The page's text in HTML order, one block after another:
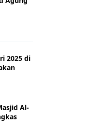
2025 di
Al-